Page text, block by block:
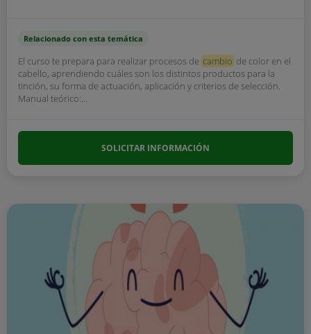
Relacionado con esta temática
El curso te prepara para realizar procesos de cambio de color en el
cabello, aprendiendo cuáles son los distintos productos para la
tinción, su forma de actuación, aplicación y criterios de selección.
Manual teórico:...
SOLICITAR INFORMACIÓN